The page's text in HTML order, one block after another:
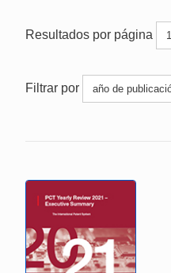
Resultados por página
Filtrar por